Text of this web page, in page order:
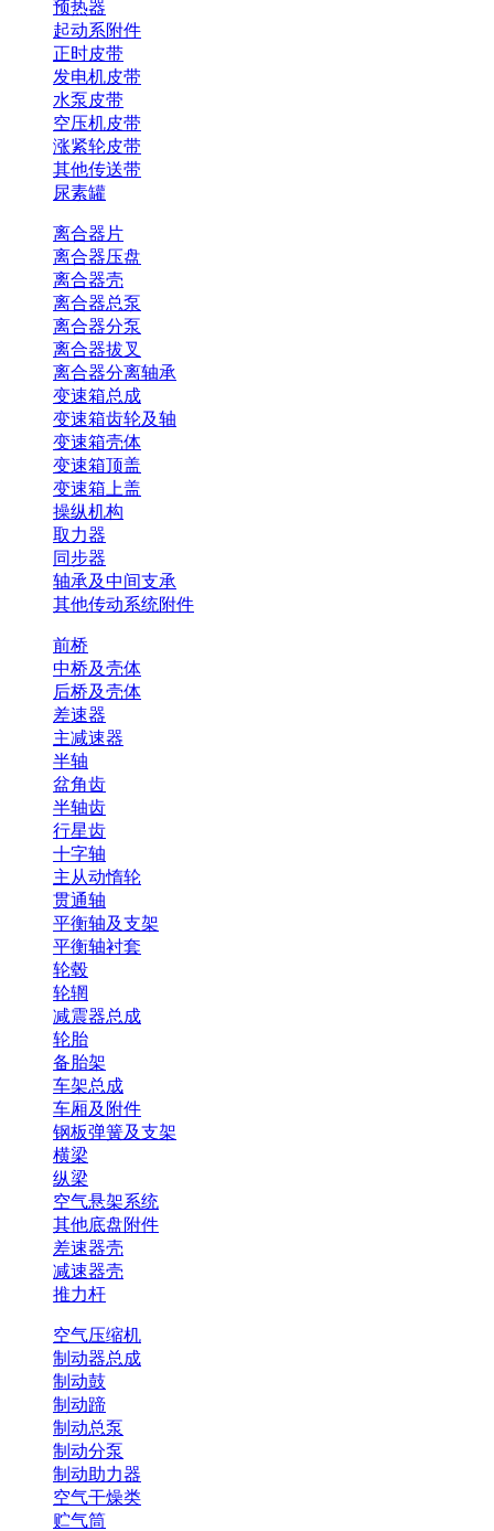
预热器
起动系附件
正时皮带
发电机皮带
水泵皮带
空压机皮带
涨紧轮皮带
其他传送带
尿素罐
离合器片
离合器压盘
离合器壳
离合器总泵
离合器分泵
离合器拔叉
离合器分离轴承
变速箱总成
变速箱齿轮及轴
变速箱壳体
变速箱顶盖
变速箱上盖
操纵机构
取力器
同步器
轴承及中间支承
其他传动系统附件
前桥
中桥及壳体
后桥及壳体
差速器
主减速器
半轴
盆角齿
半轴齿
行星齿
十字轴
主从动惰轮
贯通轴
平衡轴及支架
平衡轴衬套
轮毂
轮辋
减震器总成
轮胎
备胎架
车架总成
车厢及附件
钢板弹簧及支架
横梁
纵梁
空气悬架系统
其他底盘附件
差速器壳
减速器壳
推力杆
空气压缩机
制动器总成
制动鼓
制动蹄
制动总泵
制动分泵
制动助力器
空气干燥类
贮气筒